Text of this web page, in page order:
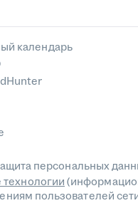
календарь
персональных
пользователей